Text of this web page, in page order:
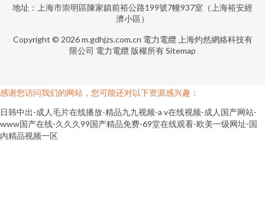
地址：上海市崇明區陳家鎮前裕公路199號7幢937室（上海裕安經
濟小區）
Copyright © 2026m.gdhjzs.com.cn 電力電纜 上海灼然網絡科技有
限公司 電力電纜 版權所有Sitemap
感谢您访问我们的网站，您可能还对以下资源感兴趣：
日韩中出-成人毛片在线播放-精品九九视频-a v在线视频-成人国产网站-
www国产在线-久久久99国产精品免费-69堂在线观看-欧美一级网址-国
内精品视频一区